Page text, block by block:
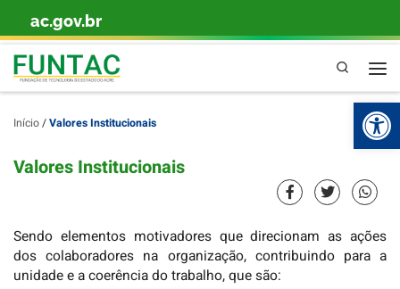
Skip to content
ac.gov.br
Pesquisa
Início/Valores Institucionais
Valores Institucionais
Sendo elementos motivadores que direcionam as ações
dos colaboradores na organização, contribuindo para a
unidade e a coerência do trabalho, que são: